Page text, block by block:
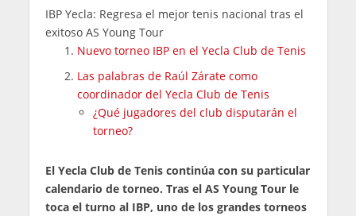
IBP Yecla: Regresa el mejor tenis nacional tras el
exitoso AS Young Tour
Nuevo torneo IBP en el Yecla Club de Tenis
Las palabras de Raúl Zárate como
coordinador del Yecla Club de Tenis
¿Qué jugadores del club disputarán el
torneo?
El Yecla Club de Tenis continúa con su particular
calendario de torneo. Tras el AS Young Tour le
toca el turno al IBP, uno de los grandes torneos